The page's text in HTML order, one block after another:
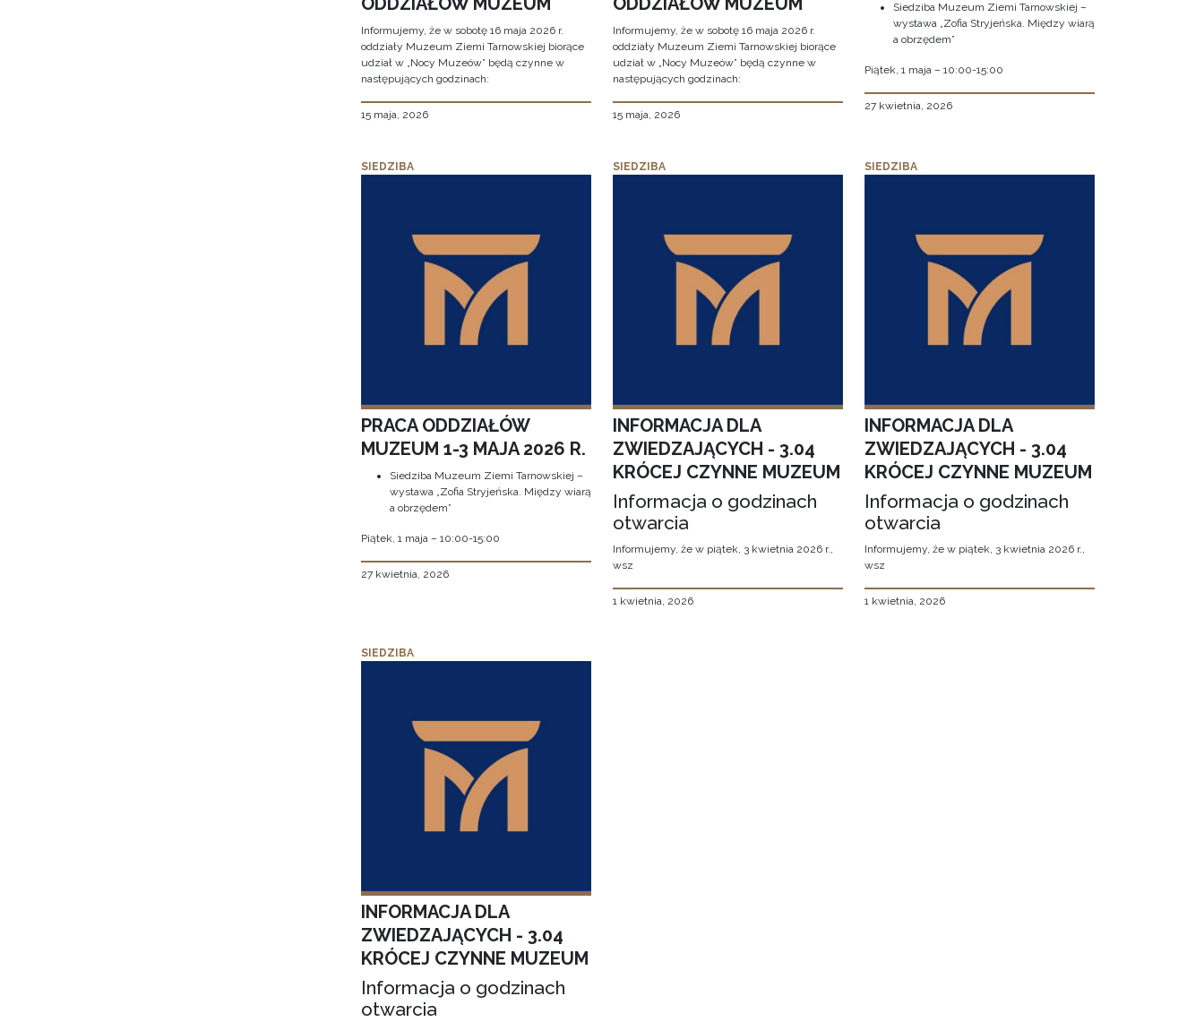
Informujemy, że w sobotę 16 maja 2026 r.
oddziały Muzeum Ziemi Tarnowskiej biorące
udział w „Nocy Muzeów” będą czynne w
następujących godzinach:
15 maja, 2026
Informujemy, że w sobotę 16 maja 2026 r.
oddziały Muzeum Ziemi Tarnowskiej biorące
udział w „Nocy Muzeów” będą czynne w
następujących godzinach:
15 maja, 2026
Siedziba Muzeum Ziemi Tarnowskiej –
wystawa „Zofia Stryjeńska. Między wiarą
a obrzędem”
Piątek, 1 maja – 10:00-15:00
27 kwietnia, 2026
SIEDZIBA
PRACA ODDZIAŁÓW
MUZEUM 1-3 MAJA 2026 R.
Siedziba Muzeum Ziemi Tarnowskiej –
wystawa „Zofia Stryjeńska. Między wiarą
a obrzędem”
Piątek, 1 maja – 10:00-15:00
27 kwietnia, 2026
SIEDZIBA
INFORMACJA DLA
ZWIEDZAJĄCYCH - 3.04
KRÓCEJ CZYNNE MUZEUM
Informacja o godzinach
otwarcia
Informujemy, że w piątek, 3 kwietnia 2026 r.,
wsz
1 kwietnia, 2026
SIEDZIBA
INFORMACJA DLA
ZWIEDZAJĄCYCH - 3.04
KRÓCEJ CZYNNE MUZEUM
Informacja o godzinach
otwarcia
Informujemy, że w piątek, 3 kwietnia 2026 r.,
wsz
1 kwietnia, 2026
SIEDZIBA
INFORMACJA DLA
ZWIEDZAJĄCYCH - 3.04
KRÓCEJ CZYNNE MUZEUM
Informacja o godzinach
otwarcia